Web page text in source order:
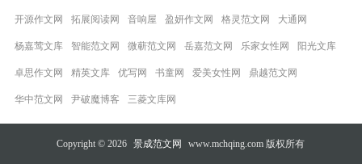
开源作文网 拓展阅读网 音响屋 盈妍作文网 格灵范文网 大通网
杨嘉莺文库 智能范文网 微蕲范文网 岳嘉范文网 乐家女性网 阳光文库
卓思作文网 精英文库 优写网 书童网 爱美女性网 鼎越范文网
华中范文网 尹破魔博客 三菱文库网
Copyright © 2026 景成范文网 www.mchqing.com 版权所有